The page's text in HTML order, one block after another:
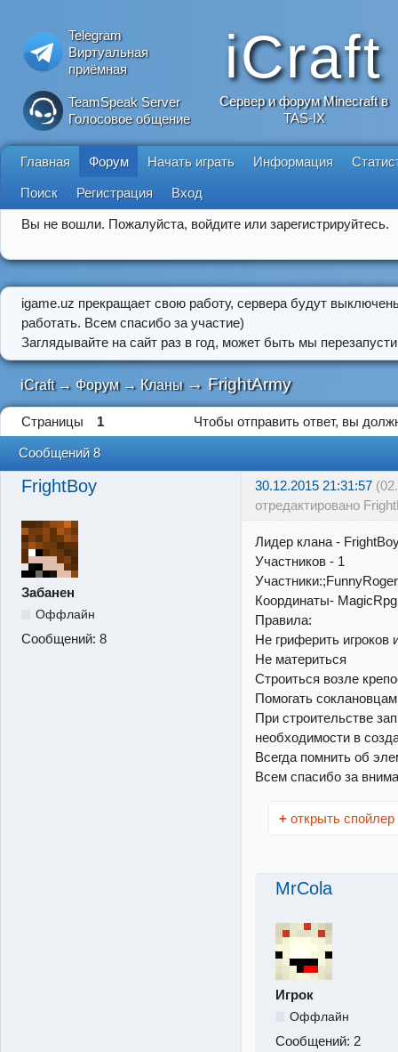
Telegram
Виртуальная
приёмная
TeamSpeak Server
Голосовое общение
iCraft
Сервер и форум Minecraft в
TAS-IX
Главная Форум Начать играть Информация
Поиск Регистрация Вход
Вы не вошли. Пожалуйста, войдите или зарегистрируйтесь.
igame.uz прекращает свою работу, сервера будут
работать. Всем спасибо за участие)
Заглядывайте на сайт раз в год, может быть мы
iCraft → Форум → Кланы → FrightArmy
Страницы 1 Чтобы отправить ответ, вы
Сообщений 8
FrightBoy 30.12.2015 21:31:57
отредактировано
Забанен
Оффлайн
Сообщений: 8
Лидер клана -
Участников - 1
Участники:;FunnyRoger
Координаты-
Правила:
Не гриферить игроков
Не материться
Строиться возле
Помогать соклановцам
При строительстве
необходимости в
Всегда помнить об
Всем спасибо за
+ открыть спойлер
MrCola
Игрок
Оффлайн
Сообщений: 2